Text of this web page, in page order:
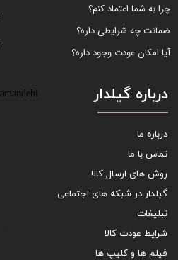
چرا به شما اعتماد کنم؟
ضمانت چه شرایطی داره؟
آیا امکان عودت وجود داره؟
درباره گیلدار
درباره ما
تماس با ما
روش های ارسال کالا
گیلدار در شبکه های اجتماعی
تبلیغات
شرایط عودت کالا
فیلم ها و کلیپ ها